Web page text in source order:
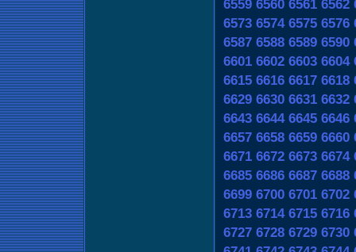
6559 6560 6561 6562
6573 6574 6575 6576
6587 6588 6589 6590
6601 6602 6603 6604
6615 6616 6617 6618
6629 6630 6631 6632
6643 6644 6645 6646
6657 6658 6659 6660
6671 6672 6673 6674
6685 6686 6687 6688
6699 6700 6701 6702
6713 6714 6715 6716
6727 6728 6729 6730